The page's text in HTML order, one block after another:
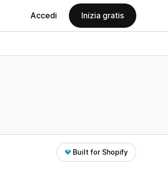
Accedi Inizia gratis
Built for Shopify